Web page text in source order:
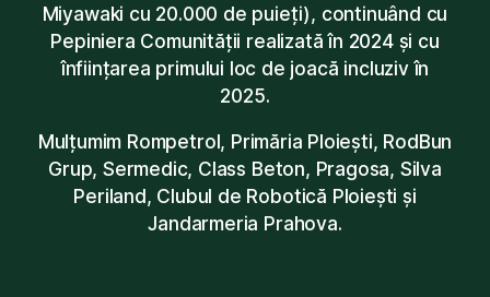
Miyawaki cu 20.000 de puieți), continuând cu
Pepiniera Comunității realizată în 2024 și cu
înființarea primului loc de joacă incluziv în
2025.
Mulțumim Rompetrol, Primăria Ploiești, RodBun
Grup, Sermedic, Class Beton, Pragosa, Silva
Periland, Clubul de Robotică Ploiești și
Jandarmeria Prahova.